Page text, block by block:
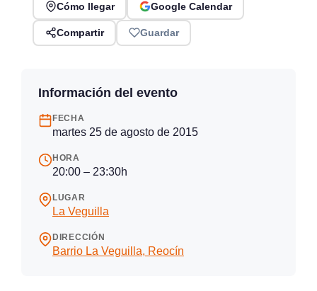
Cómo llegar Google Calendar
Compartir Guardar
Información del evento
FECHA
martes 25 de agosto de 2015
HORA
20:00 – 23:30h
LUGAR
La Veguilla
DIRECCIÓN
Barrio La Veguilla, Reocín